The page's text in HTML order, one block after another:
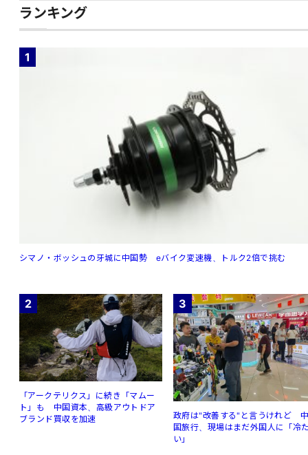
ランキング
1
シマノ・ボッシュの牙城に中国勢 eバイク変速機、トルク2倍で挑む
2
「アークテリクス」に続き「マムー
ト」も 中国資本、高級アウトドア
ブランド買収を加速
3
政府は"改善する"と言うけれど
国旅行、現場はまだ外国人に「冷
い」